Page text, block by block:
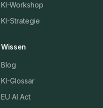
KI-Workshop
KI-Strategie
Wissen
Blog
KI-Glossar
EU AI Act